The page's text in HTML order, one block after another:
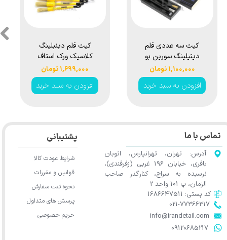
★
کیت قلم دیتیلینگ
کلاسیک ورک استاف
مدل Work Stuff
Detailing Brush
Classic Kit
۱,۶۹۹,۰۰۰ تومان
افزودن به سبد خرید
کیت سه عددی قلم
دیتیلینگ سورین بو
مدل Surainbow
Interior Exterior
Seam Detail
۱,۱۰۰,۰۰۰ تومان
افزودن به سبد خرید
تماس با ما
آدرس: تهران، تهرانپارس، اتوبان
باقری، خیابان 196 غربی (زفرقندی)،
نرسیده به سراج، کنارگذر صاحب
الزمان، پ 101 واحد 2
​​​​​​​info@irandetail.com
021-77366317​​​​​​​​​​​​​​​​​​​​​
​​​​​​​09120685217​​​​​​​
کد پستی: 1686647511
پشتیبانی
شرایط عودت کالا
قوانین و مقررات
نحوه ثبت سفارش
پرسش های متداول
حریم خصوصی